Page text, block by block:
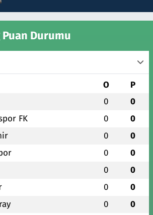
Durumu
O P
0 0
FK 0 0
0 0
0 0
0 0
0 0
0 0